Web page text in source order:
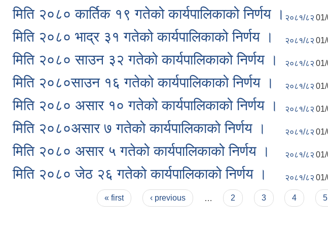
मिति २०८० कार्तिक १९ गतेको कार्यपालिकाको निर्णय । २०८१/८२
मिति २०८० भाद्र ३१ गतेको कार्यपालिकाको निर्णय । २०८१/८२
मिति २०८० साउन ३२ गतेको कार्यपालिकाको निर्णय । २०८१/८२
मिति २०८०साउन १६ गतेको कार्यपालिकाको निर्णय । २०८१/८२
मिति २०८० असार १० गतेको कार्यपालिकाको निर्णय । २०८१/८२
मिति २०८०असार ७ गतेको कार्यपालिकाको निर्णय । २०८१/८२
मिति २०८० असार ५ गतेको कार्यपालिकाको निर्णय । २०८१/८२
मिति २०८० जेठ २६ गतेको कार्यपालिकाको निर्णय । २०८१/८२
« first ‹ previous 2 3 4 5